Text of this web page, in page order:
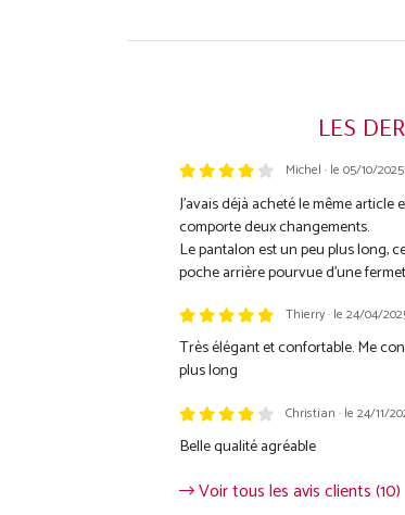
LES
Trustpilot Michel · le 05/10/2025
J'avais déjà acheté le même
comporte deux changements.
Le pantalon est un peu plus long,
poche arrière pourvue d'une
Thierry · le 24/04/
Très élégant et confortable. Me
plus long
Christian · le 24/11/
Belle qualité agréable
Voir tous les avis clients (10)